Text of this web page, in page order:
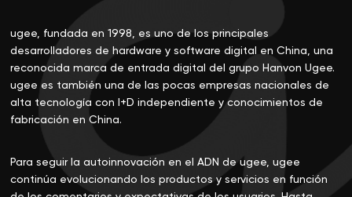
ugee, fundada en 1998, es uno de los principales
desarrolladores de hardware y software digital en China, una
reconocida marca de entrada digital del grupo Hanvon Ugee.
ugee es también una de las pocas empresas nacionales de
alta tecnología con I+D independiente y conocimientos de
fabricación en China.
Para seguir la autoinnovación en el ADN de ugee, ugee
continúa evolucionando los productos y servicios en función